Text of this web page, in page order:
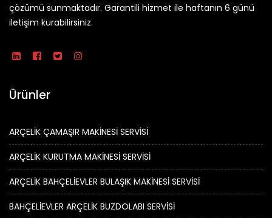
çözümü sunmaktadır. Garantili hizmet ile haftanın 6 günü
iletişim kurabilirsiniz.
Ürünler
ARÇELİK ÇAMAŞIR MAKİNESİ SERVİSİ
ARÇELİK KURUTMA MAKİNESİ SERVİSİ
ARÇELİK BAHÇELİEVLER BULAŞIK MAKİNESİ SERVİSİ
BAHÇELİEVLER ARÇELİK BUZDOLABI SERVİSİ